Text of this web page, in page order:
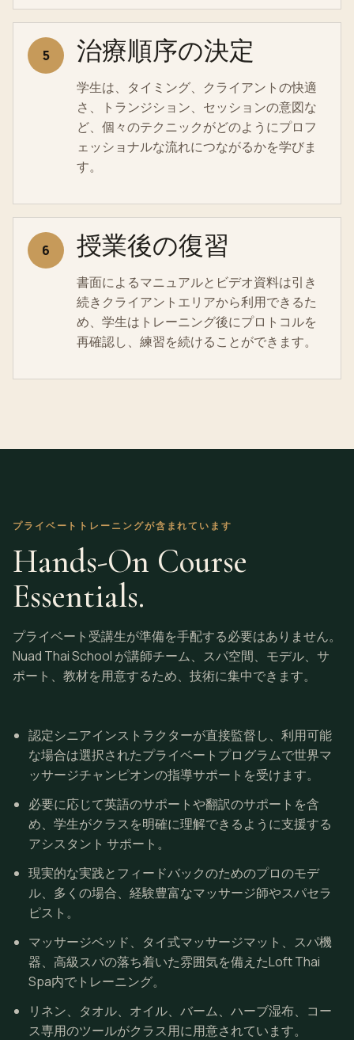
5 治療順序の決定
学生は、タイミング、クライアントの快適
さ、トランジション、セッションの意図な
ど、個々のテクニックがどのようにプロフ
ェッショナルな流れにつながるかを学びま
す。
6 授業後の復習
書面によるマニュアルとビデオ資料は引き
続きクライアントエリアから利用できるた
め、学生はトレーニング後にプロトコルを
再確認し、練習を続けることができます。
プライベートトレーニングが含まれています
Hands-On Course
Essentials.
プライベート受講生が準備を手配する必要はありません。
Nuad Thai School が講師チーム、スパ空間、モデル、サ
ポート、教材を用意するため、技術に集中できます。
認定シニアインストラクターが直接監督し、利用可能
な場合は選択されたプライベートプログラムで世界マ
ッサージチャンピオンの指導サポートを受けます。
必要に応じて英語のサポートや翻訳のサポートを含
め、学生がクラスを明確に理解できるように支援する
アシスタント サポート。
現実的な実践とフィードバックのためのプロのモデ
ル、多くの場合、経験豊富なマッサージ師やスパセラ
ピスト。
マッサージベッド、 タイ式マッサージマット、スパ機
器、高級スパの落ち着いた雰囲気を備えたLoft Thai
Spa内でトレーニング。
リネン、タオル、オイル、バーム、ハーブ湿布、コー
ス専用のツールがクラス用に用意されています。